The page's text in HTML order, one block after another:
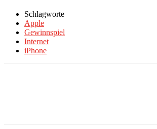
Schlagworte
Apple
Gewinnspiel
Internet
iPhone